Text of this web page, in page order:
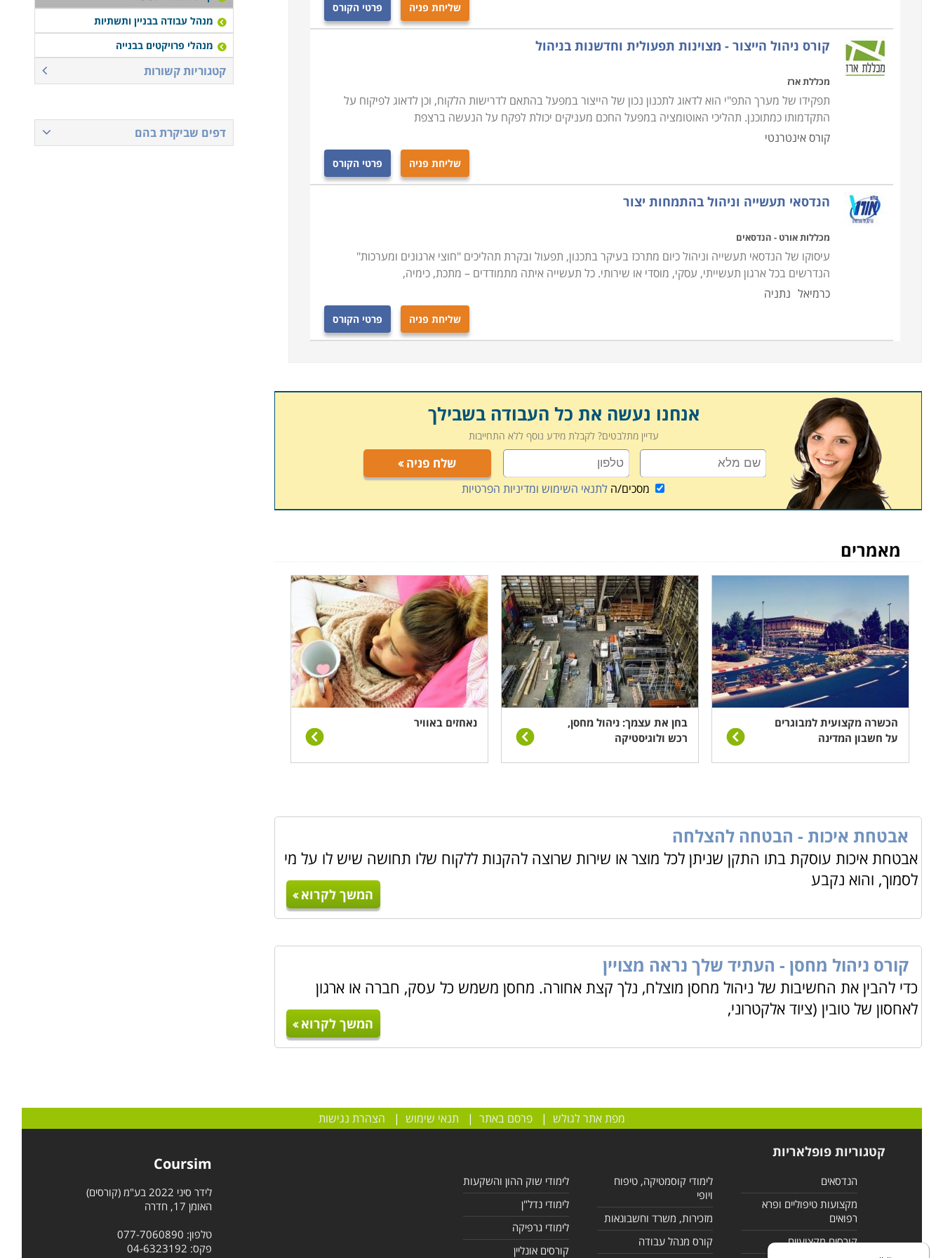
שליחת פניה פרטי הקורס
קורס ניהול הייצור - מצוינות תפעולית וחדשנות בניהול
מכללת ארז
תפקידו של מערך התפ"י הוא לדאוג לתכנון נכון של הייצור במפעל בהתאם לדרישות הלקוח, וכן לדאוג לפיקוח על
התקדמותו כמתוכנן. תהליכי האוטומציה במפעל החכם מעניקים יכולת לפקח על הנעשה ברצפת
קורס אינטרנטי
שליחת פניה פרטי הקורס
הנדסאי תעשייה וניהול בהתמחות יצור
מכללות אורט - הנדסאים
עיסוקו של הנדסאי תעשייה וניהול כיום מתרכז בעיקר בתכנון, תפעול ובקרת תהליכים "חוצי ארגונים ומערכות"
הנדרשים בכל ארגון תעשייתי, עסקי, מוסדי או שירותי. כל תעשייה איתה מתמודדים – מתכת, כימיה,
כרמיאל נתניה
שליחת פניה פרטי הקורס
אנחנו נעשה את כל העבודה בשבילך
עדיין מתלבטים? לקבלת מידע נוסף ללא התחייבות
שלח פניה
מסכים/הלתנאי השימוש ומדיניות הפרטיות
מאמרים
הכשרה מקצועית למבוגרים
על חשבון המדינה
בחן את עצמך: ניהול מחסן,
רכש ולוגיסטיקה
נאחזים באוויר
אבטחת איכות - הבטחה להצלחה
אבטחת איכות עוסקת בתו התקן שניתן לכל מוצר או שירות שרוצה להקנות ללקוח שלו תחושה שיש לו על מי
לסמוך, והוא נקבע
המשך לקרוא
קורס ניהול מחסן - העתיד שלך נראה מצויין
כדי להבין את החשיבות של ניהול מחסן מוצלח, נלך קצת אחורה. מחסן משמש כל עסק, חברה או ארגון
לאחסון של טובין (ציוד אלקטרוני,
המשך לקרוא
מנהל עבודה בבניין ותשתיות
מנהלי פרויקטים בבנייה
קטגוריות קשורות
דפים שביקרת בהם
מפת אתר לגולש |פרסם באתר | תנאי שימוש | הצהרת נגישות
קטגוריות פופלאריות
הנדסאים
מקצועות טיפוליים ופרא
רפואים
קורסים מקצועיים
לימודי קוסמטיקה, טיפוח
ויופי
מזכירות, משרד וחשבונאות
קורס מנהל עבודה
לימודי שוק ההון והשקעות
לימודי נדל"ן
לימודי גרפיקה
קורסים אונליין
Coursim
לידר סיני 2022 בע"מ (קורסים)
האומן 17, חדרה
טלפון: 077-7060890
פקס: 04-6323192